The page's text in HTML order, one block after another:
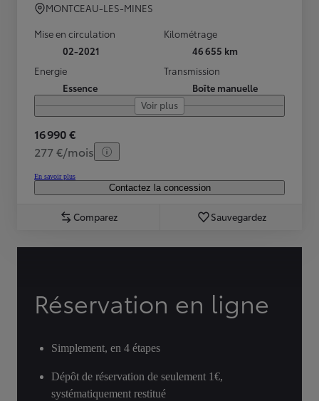
MONTCEAU-LES-MINES
Mise en circulation
02-2021
Kilométrage
46 655 km
Energie
Essence
Transmission
Boîte manuelle
Voir plus
16 990 €
277 €/mois
En savoir plus
Contactez la concession
Comparez Sauvegardez
Réservation en ligne
Simplement, en 4 étapes
Dépôt de réservation de seulement 1€,
systématiquement restitué